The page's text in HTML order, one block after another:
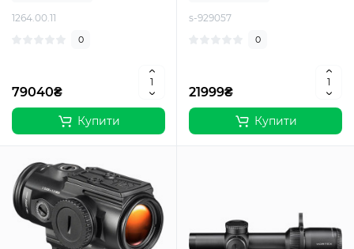
1264.00.11
0
79040₴
Купити
s-929057
0
21999₴
Купити